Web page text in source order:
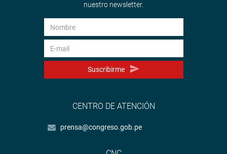
nuestro newsletter.
Suscribirme
CENTRO DE ATENCIÓN
prensa@congreso.gob.pe